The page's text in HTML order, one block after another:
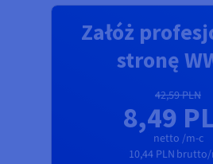
Załóż
stronę
42,59 PLN
8,49
netto /m-c
10,44 PLN brutto/